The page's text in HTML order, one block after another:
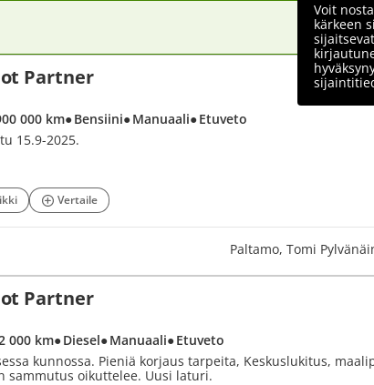
Voit
kärkeen
Partner
000 km● Bensiini● Manuaali● Etuveto
15.9-2025.
Vertaile
Paltamo, Tomi
Partner
000 km● Diesel● Manuaali● Etuveto
kunnossa. Pieniä korjaus tarpeita, Keskuslukitus,
sammutus oikuttelee. Uusi laturi.